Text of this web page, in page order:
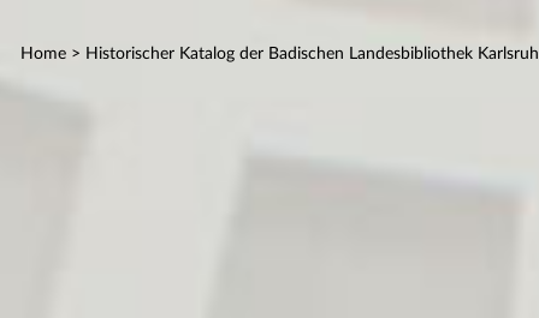
Home > Historischer Katalog der Badischen Landesbibliothek